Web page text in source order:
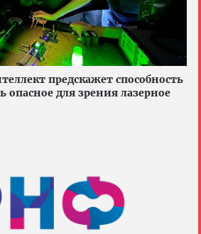
предскажет способность
опасное для зрения лазерное